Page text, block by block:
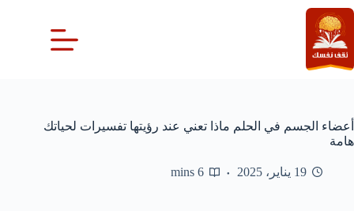
التجاوز
إلى
المحتوى
أعضاء الجسم في الحلم ماذا تعني عند رؤيتها تفسيرات لحياتك
هامة
19 يناير، 2025 6 mins